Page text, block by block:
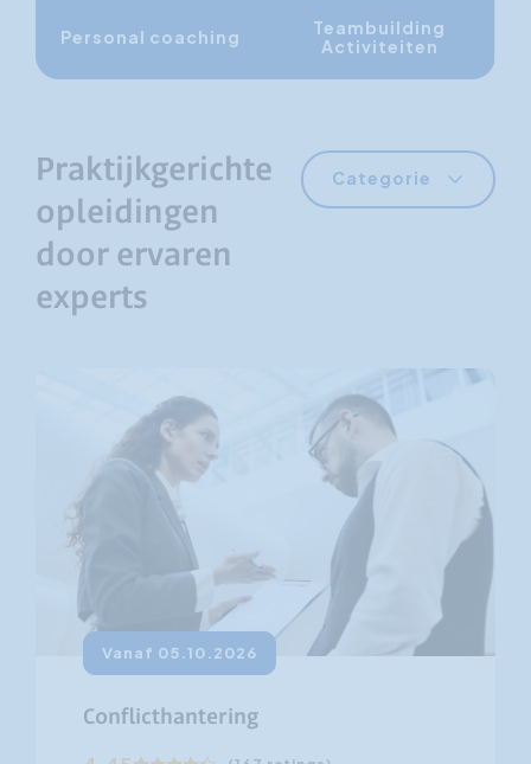
Personal coaching
Teambuilding
Activiteiten
Praktijkgerichte
opleidingen
door ervaren
experts
Categorie
Vanaf 05.10.2026
Conflicthantering